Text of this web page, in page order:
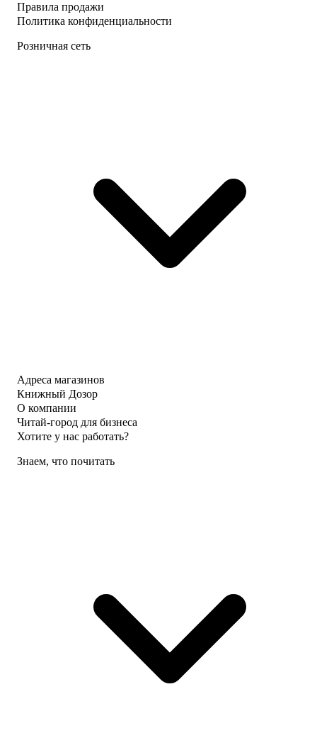
Правила продажи
Политика конфиденциальности
Розничная сеть
Адреса магазинов
Книжный Дозор
О компании
Читай-город для бизнеса
Хотите у нас работать?
Знаем, что почитать